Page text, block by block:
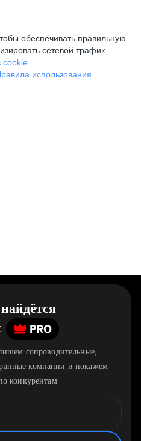
обеспечивать правильную
сетевой трафик.
cookie
использования
сопроводительные,
компании и покажем
конкурентам